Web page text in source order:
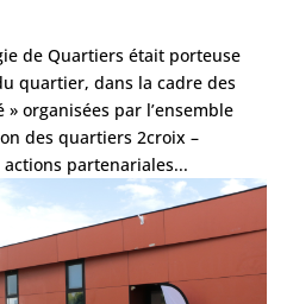
de Quartiers était porteuse
quartier, dans la cadre des
organisées par l’ensemble
des quartiers 2croix –
partenariales...